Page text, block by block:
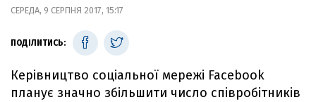
СЕРЕДА, 9 СЕРПНЯ 2017, 15:17
ПОДІЛИТИСЬ:
Керівництво соціальної мережі Facebook
планує значно збільшити число співробітників